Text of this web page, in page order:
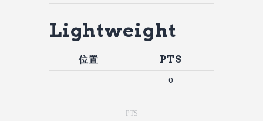
Lightweight
位置 PTS
0
PTS